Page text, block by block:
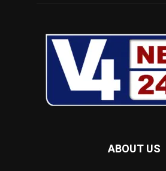
ABOUT US